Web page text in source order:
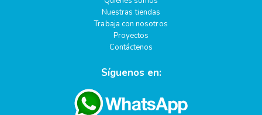
Nuestras tiendas
Trabaja con nosotros
Proyectos
Contáctenos
Síguenos en: